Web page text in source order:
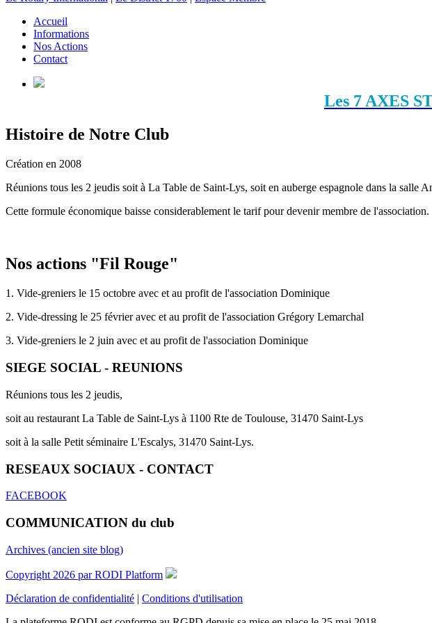
Accueil
Informations
Nos Actions
Contact
Les 7 AXES
Histoire de Notre Club
Création en 2008
Réunions tous les 2 jeudis soit à La Table de Saint-Lys, soit en auberge espagnole dans la salle
Cette formule économique baisse considerablement le tarif pour devenir membre de l'association.
Nos actions "Fil Rouge"
1. Vide-greniers le 15 octobre avec et au profit de l'association Dominique
2. Vide-dressing le 25 février avec et au profit de l'association Grégory Lemarchal
3. Vide-greniers le 2 juin avec et au profit de l'association Dominique
SIEGE SOCIAL - REUNIONS
Réunions tous les 2 jeudis,
soit au restaurant La Table de Saint-Lys à 1100 Rte de Toulouse, 31470 Saint-Lys
soit à la salle Petit séminaire L'Escalys, 31470 Saint-Lys.
RESEAUX SOCIAUX - CONTACT
FACEBOOK
COMMUNICATION du club
Archives (ancien site blog)
Copyright 2026 par RODI Platform
Déclaration de confidentialité | Conditions d'utilisation